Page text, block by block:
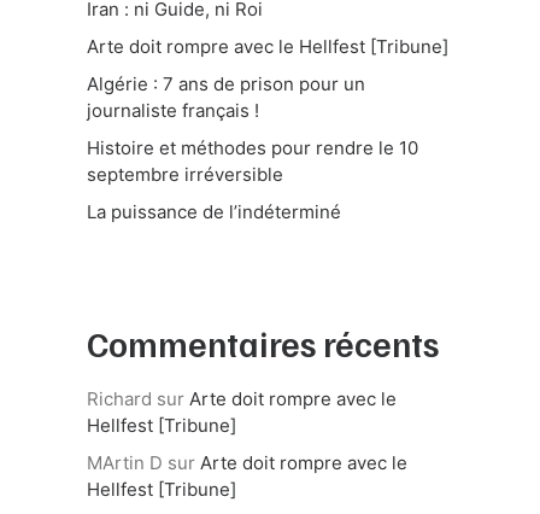
Iran : ni Guide, ni Roi
Arte doit rompre avec le Hellfest [Tribune]
Algérie : 7 ans de prison pour un
journaliste français !
Histoire et méthodes pour rendre le 10
septembre irréversible
La puissance de l’indéterminé
Commentaires récents
Richard sur Arte doit rompre avec le
Hellfest [Tribune]
MArtin D sur Arte doit rompre avec le
Hellfest [Tribune]